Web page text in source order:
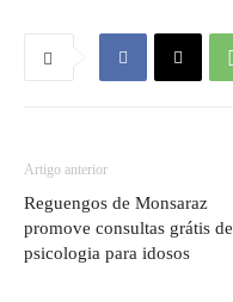
Artigo anterior
Reguengos de Monsaraz
promove consultas grátis de
psicologia para idosos